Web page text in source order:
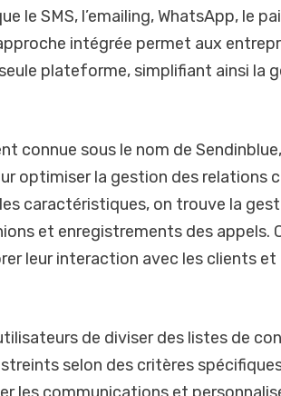
le SMS, l’emailing, WhatsApp, le
intégrée permet aux
plateforme, simplifiant ainsi la
connue sous le nom de
optimiser la gestion des relations
caractéristiques, on trouve la
et enregistrements des appels.
leur interaction avec les clients et
de diviser des listes de
selon des critères